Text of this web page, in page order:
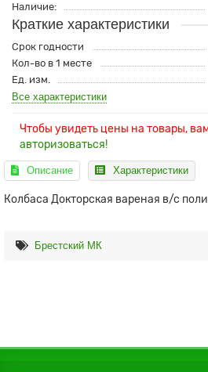
Наличие:
Краткие характеристики
Срок годности
Кол-во в 1 месте
Ед. изм.
Все характеристики
Чтобы увидеть цены на товары,
авторизоваться!
Описание Характеристики
Колбаса Докторская вареная в/с
Брестский МК